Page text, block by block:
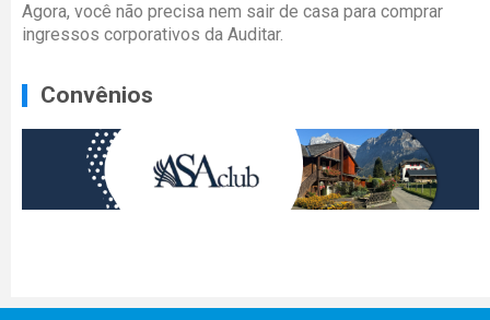
Agora, você não precisa nem sair de casa para comprar
ingressos corporativos da Auditar.
Convênios